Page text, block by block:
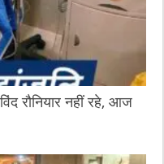
रौनियार नहीं रहे, आज